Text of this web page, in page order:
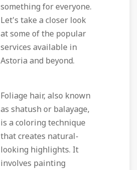
something for everyone.
Let's take a closer look
at some of the popular
services available in
Astoria and beyond.
Foliage hair, also known
as shatush or balayage,
is a coloring technique
that creates natural-
looking highlights. It
involves painting